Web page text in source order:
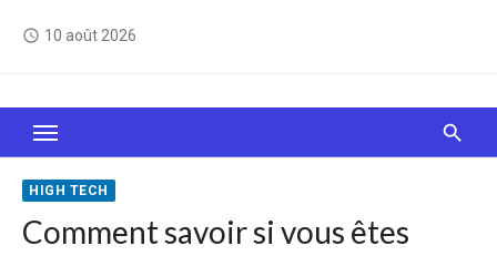
access_time 10 août 2026
Le Web, c'est comme une boîte de chocolats… On
sait jamais sur quoi on va tomber !
HIGH TECH
Comment savoir si vous êtes